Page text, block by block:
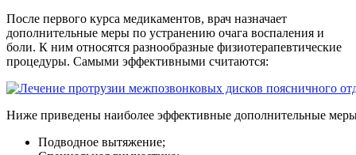
После первого курса медикаментов, врач назначает
дополнительные меры по устранению очага воспаления и
боли. К ним относятся разнообразные физиотерапевтические
процедуры. Самыми эффективными считаются:
Ниже приведены наиболее эффективные дополнительные
Подводное вытяжение;